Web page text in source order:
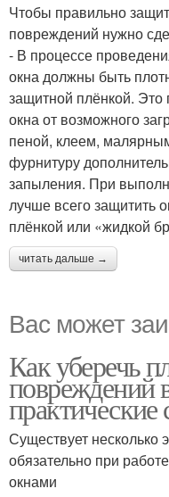
Чтобы правильно
повреждений нужно
- В процессе
окна должны быть
защитной плёнкой. Это
окна от возможного
пеной, клеем,
фурнитуру
запыления. При
лучше всего защитить
плёнкой или «жидкой
читать дальше →
Вас может
Как уберечь
повреждений
практические
Существует несколько
обязательно при
окнами